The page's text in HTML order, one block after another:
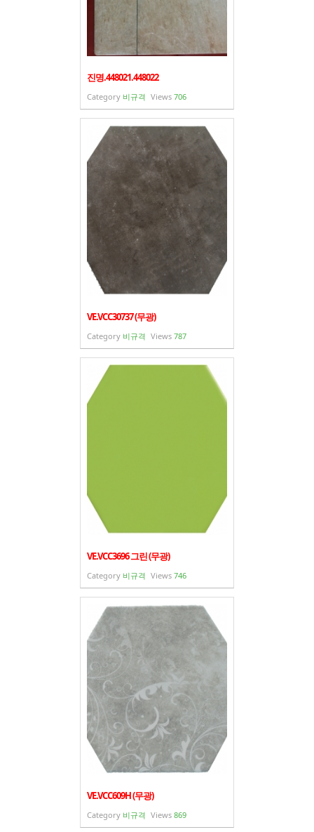
진명.448021.448022
Category 비규격 Views 706
VE.VCC30737 (무광)
Category 비규격 Views 787
VE.VCC3696 그린 (무광)
Category 비규격 Views 746
VE.VCC609H (무광)
Category 비규격 Views 869